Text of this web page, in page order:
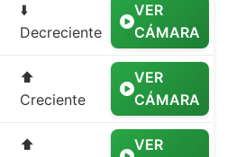
⬇️
Decreciente
VER
CÁMARA
⬆️
Creciente
VER
CÁMARA
⬆️
VER